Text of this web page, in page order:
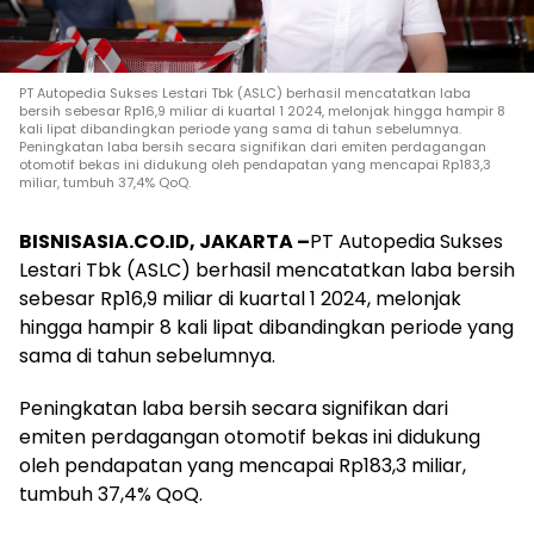
PT Autopedia Sukses Lestari Tbk (ASLC) berhasil mencatatkan laba
bersih sebesar Rp16,9 miliar di kuartal 1 2024, melonjak hingga hampir 8
kali lipat dibandingkan periode yang sama di tahun sebelumnya.
Peningkatan laba bersih secara signifikan dari emiten perdagangan
otomotif bekas ini didukung oleh pendapatan yang mencapai Rp183,3
miliar, tumbuh 37,4% QoQ.
BISNISASIA.CO.ID, JAKARTA –PT Autopedia Sukses
Lestari Tbk (ASLC) berhasil mencatatkan laba bersih
sebesar Rp16,9 miliar di kuartal 1 2024, melonjak
hingga hampir 8 kali lipat dibandingkan periode yang
sama di tahun sebelumnya.
Peningkatan laba bersih secara signifikan dari
emiten perdagangan otomotif bekas ini didukung
oleh pendapatan yang mencapai Rp183,3 miliar,
tumbuh 37,4% QoQ.